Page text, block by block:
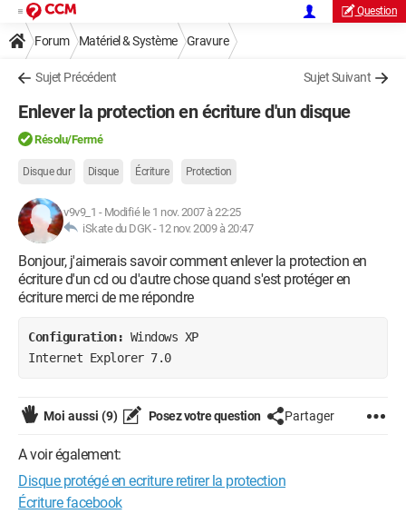
Question
Forum Matériel & Système Gravure
Sujet Précédent Sujet Suivant
Enlever la protection en écriture d'un disque
Résolu/Fermé
Disque dur Disque Écriture Protection
v9v9_1 - Modifié le 1 nov. 2007 à 22:25
iSkate du DGK - 12 nov. 2009 à 20:47
Bonjour, j'aimerais savoir comment enlever la protection en
écriture d'un cd ou d'autre chose quand s'est protéger en
écriture merci de me répondre
Configuration: Windows XP
Internet Explorer 7.0
Moi aussi (9) Posez votre question Partager
A voir également:
Disque protégé en ecriture retirer la protection
Écriture facebook